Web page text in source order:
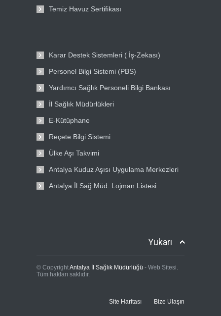
Temiz Havuz Sertifikası
Karar Destek Sistemleri ( İş-Zekası)
Personel Bilgi Sistemi (PBS)
Yardımcı Sağlık Personeli Bilgi Bankası
İl Sağlık Müdürlükleri
E-Kütüphane
Reçete Bilgi Sistemi
Ülke Aşı Takvimi
Antalya Kuduz Aşısı Uygulama Merkezleri
Antalya İl Sağ.Müd. Lojman Listesi
Yukarı
© CopyrightAntalya İl Sağlık Müdürlüğü - Web Sitesi.
Tüm hakları saklıdır.
Site Haritası Bize Ulaşın